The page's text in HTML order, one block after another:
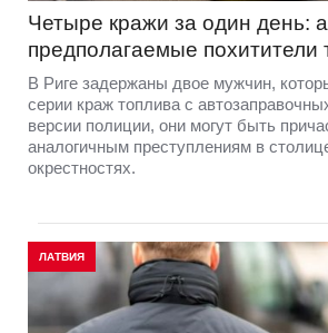
Четыре кражи за один день:
предполагаемые похитители
В Риге задержаны двое мужчин,
серии краж топлива с
версии полиции, они могут быть
аналогичным преступлениям в
окрестностях.
ЛАТВИЯ